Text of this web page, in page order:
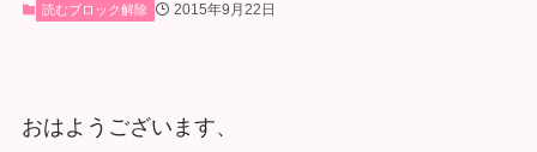
読むブロック解除 2015年9月22日
おはようございます、